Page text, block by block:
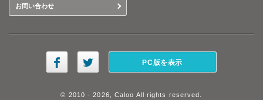
お問い合わせ
PC版を表示
© 2010 - 2026, Caloo All rights reserved.